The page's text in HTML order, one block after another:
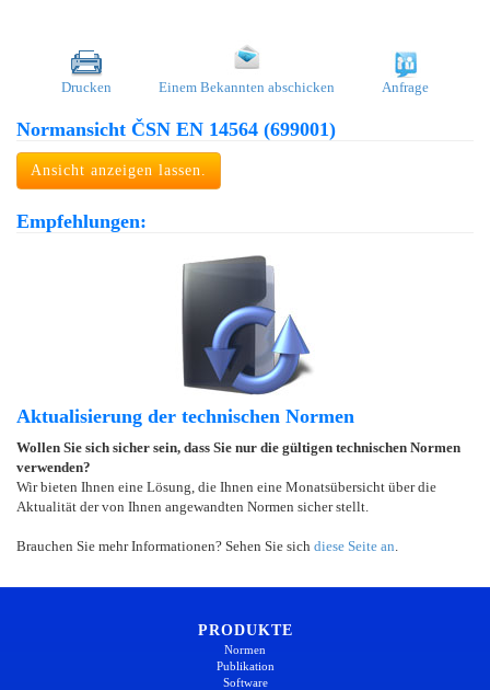
Drucken Einem Bekannten abschicken Anfrage
Normansicht ČSN EN 14564 (699001)
Ansicht anzeigen lassen.
Empfehlungen:
Aktualisierung der technischen Normen
Wollen Sie sich sicher sein, dass Sie nur die gültigen technischen Normen
verwenden?
Wir bieten Ihnen eine Lösung, die Ihnen eine Monatsübersicht über die
Aktualität der von Ihnen angewandten Normen sicher stellt.
Brauchen Sie mehr Informationen? Sehen Sie sich diese Seite an
PRODUKTE
Normen
Publikation
Software